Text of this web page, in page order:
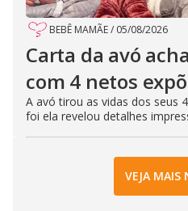
BEBÊ MAMÃE/ 05/08/2026
Carta da avó
com 4 netos
A avó tirou as vidas dos seus
foi ela revelou detalhes
VEJA MAIS